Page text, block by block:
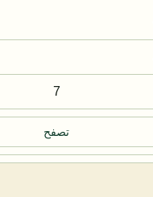
7
تصفح